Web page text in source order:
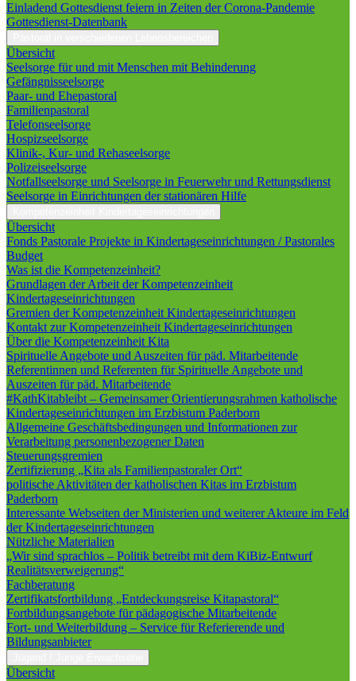
Einladend Gottesdienst feiern in Zeiten der Corona-Pandemie
Gottesdienst-Datenbank
Übersicht
Seelsorge für und mit Menschen mit Behinderung
Gefängnisseelsorge
Paar- und Ehepastoral
Familienpastoral
Telefonseelsorge
Hospizseelsorge
Klinik-, Kur- und Rehaseelsorge
Polizeiseelsorge
Notfallseelsorge und Seelsorge in Feuerwehr und Rettungsdienst
Seelsorge in Einrichtungen der stationären Hilfe
Übersicht
Fonds Pastorale Projekte in Kindertageseinrichtungen / Pastorales
Budget
Was ist die Kompetenzeinheit?
Grundlagen der Arbeit der Kompetenzeinheit
Kindertageseinrichtungen
Gremien der Kompetenzeinheit Kindertageseinrichtungen
Kontakt zur Kompetenzeinheit Kindertageseinrichtungen
Über die Kompetenzeinheit Kita
Spirituelle Angebote und Auszeiten für päd. Mitarbeitende
Referentinnen und Referenten für Spirituelle Angebote und
Auszeiten für päd. Mitarbeitende
#KathKitableibt – Gemeinsamer Orientierungsrahmen katholische
Kindertageseinrichtungen im Erzbistum Paderborn
Allgemeine Geschäftsbedingungen und Informationen zur
Verarbeitung personenbezogener Daten
Steuerungsgremien
Zertifizierung „Kita als Familienpastoraler Ort“
politische Aktivitäten der katholischen Kitas im Erzbistum
Paderborn
Interessante Webseiten der Ministerien und weiterer Akteure im Feld
der Kindertageseinrichtungen
Nützliche Materialien
„Wir sind sprachlos – Politik betreibt mit dem KiBiz-Entwurf
Realitätsverweigerung“
Fachberatung
Zertifikatsfortbildung „Entdeckungsreise Kitapastoral“
Fortbildungsangebote für pädagogische Mitarbeitende
Fort- und Weiterbildung – Service für Referierende und
Bildungsanbieter
Übersicht